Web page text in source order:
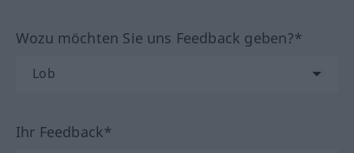
Wozu möchten Sie uns Feedback geben?*
Ihr Feedback*